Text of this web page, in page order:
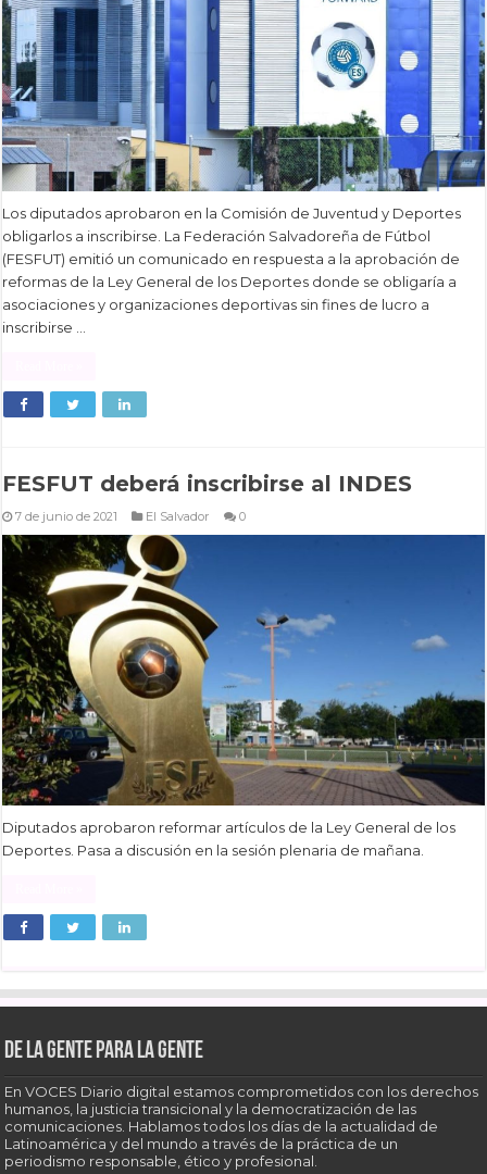
Los diputados aprobaron en la Comisión de Juventud y Deportes
obligarlos a inscribirse. La Federación Salvadoreña de Fútbol
(FESFUT) emitió un comunicado en respuesta a la aprobación de
reformas de la Ley General de los Deportes donde se obligaría a
asociaciones y organizaciones deportivas sin fines de lucro a
inscribirse …
FESFUT deberá inscribirse al INDES
7 de junio de 2021 El Salvador 0
Diputados aprobaron reformar artículos de la Ley General de los
Deportes. Pasa a discusión en la sesión plenaria de mañana.
De la gente para la gente
En VOCES Diario digital estamos comprometidos con los derechos
humanos, la justicia transicional y la democratización de las
comunicaciones. Hablamos todos los días de la actualidad de
Latinoamérica y del mundo a través de la práctica de un
periodismo responsable, ético y profesional.